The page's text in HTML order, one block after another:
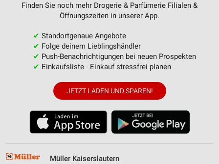
Finden Sie noch mehr Drogerie & Parfümerie Filialen &
Öffnungszeiten in unserer App.
✔ Standortgenaue Angebote
✔ Folge deinem Lieblingshändler
✔ Push-Benachrichtigungen bei neuen Prospekten
✔ Einkaufsliste - Einkauf stressfrei planen
JETZT LADEN UND SPAREN!
Müller Kaiserslautern